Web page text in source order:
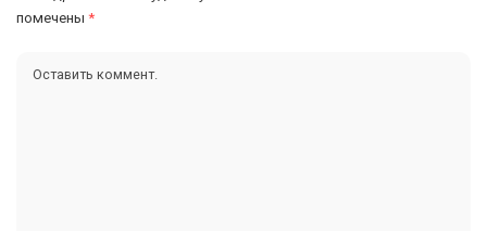
помечены *